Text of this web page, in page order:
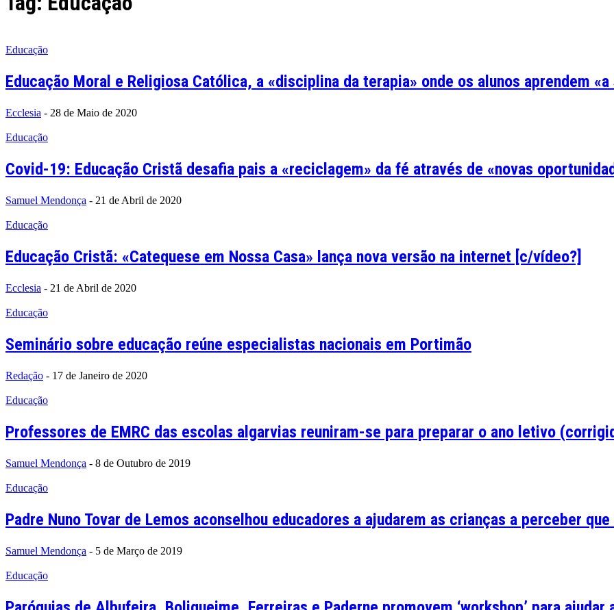
Educação
Educação Moral e Religiosa Católica, a «disciplina da terapia» onde os alunos aprendem «a
Ecclesia - 28 de Maio de 2020
Educação
Covid-19: Educação Cristã desafia pais a «reciclagem» da fé através de «novas
Samuel Mendonça - 21 de Abril de 2020
Educação
Educação Cristã: «Catequese em Nossa Casa» lança nova versão na internet [c/vídeo?]
Ecclesia - 21 de Abril de 2020
Educação
Seminário sobre educação reúne especialistas nacionais em Portimão
Redação - 17 de Janeiro de 2020
Educação
Professores de EMRC das escolas algarvias reuniram-se para preparar o ano letivo
Samuel Mendonça - 8 de Outubro de 2019
Educação
Padre Nuno Tovar de Lemos aconselhou educadores a ajudarem as crianças a perceber que
Samuel Mendonça - 5 de Março de 2019
Educação